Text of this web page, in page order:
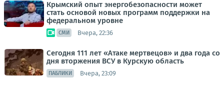
Крымский опыт энергобезопасности может
стать основой новых программ поддержки на
федеральном уровне
СМИ Вчера, 22:36
Сегодня 111 лет «Атаке мертвецов» и два года со
дня вторжения ВСУ в Курскую область
ПАБЛИКИ Вчера, 23:09